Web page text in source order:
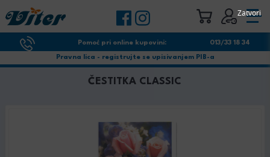
Pomoć pri online kupovini: 013/33 18 34
Pravna lica - registrujte se upisivanjem PIB-a
ČESTITKA CLASSIC
Zatvori